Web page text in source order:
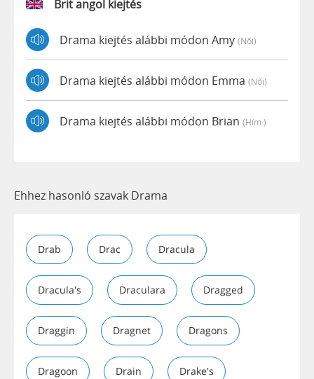
Brit angol kiejtés
Drama kiejtés alábbi módon Amy (női)
Drama kiejtés alábbi módon Emma (női)
Drama kiejtés alábbi módon Brian (hím )
Ehhez hasonló szavak Drama
Drab Drac Dracula
Dracula's Draculara Dragged
Draggin Dragnet Dragons
Dragoon Drain Drake's